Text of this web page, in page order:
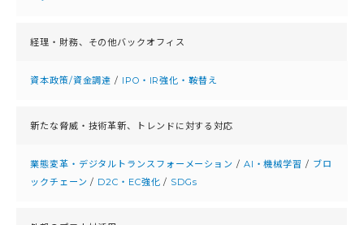
経理・財務、 その他バックオフィス
資本政策/資金調達 / IPO・IR強化・鞍替え
新たな脅威・技術革新、 トレンドに対する対応
業態変革・デジタルトランスフォーメーション / AI・機械学習 / ブロ
ックチェーン / D2C・EC強化 / SDGs